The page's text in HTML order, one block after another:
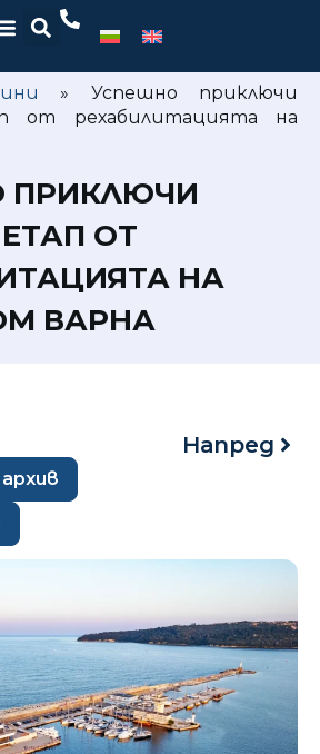
» Успешно приключи
от рехабилитацията на
ПРИКЛЮЧИ
ОТ
НА
ВАРНА
Напред